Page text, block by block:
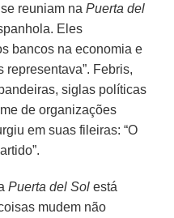
se reuniam naPuerta del
Eles
bancos na economia e
representava”. Febris,
siglas políticas
de organizações
em suas fileiras: “O
Puerta del Sol está
mudem não